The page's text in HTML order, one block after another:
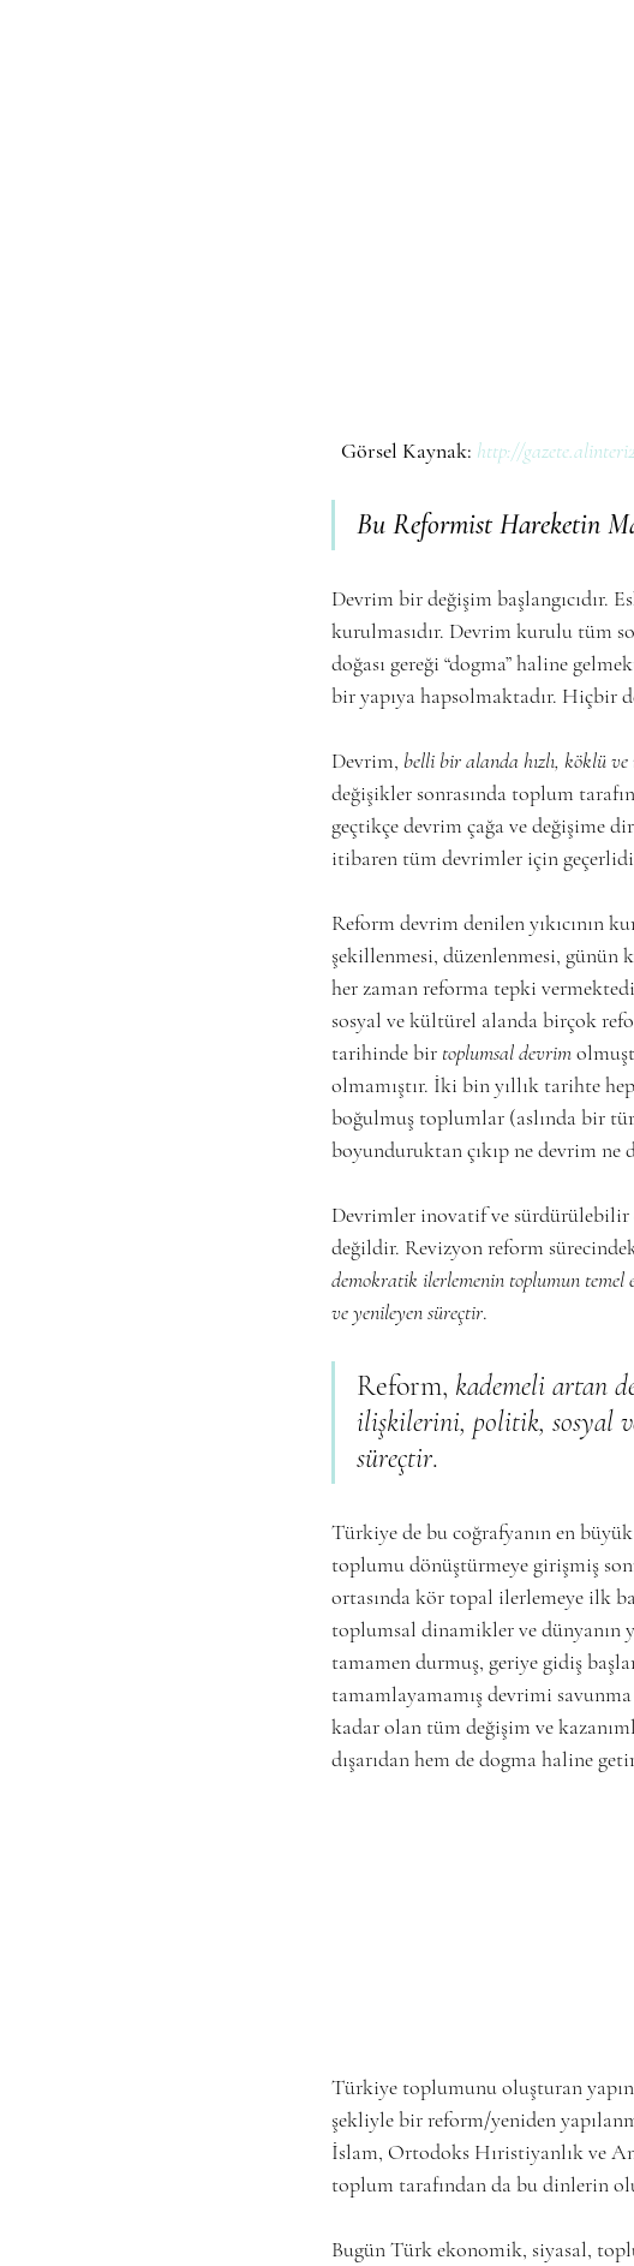
  Görsel Kaynak:
http://
Bu Reformist Hareketin
Devrim bir değişim başlangıcıdır.
kurulmasıdır. Devrim kurulu tüm
doğası gereği “dogma” haline
bir yapıya hapsolmaktadır. Hiçbir
Devrim, belli bir alanda hızlı, köklü
değişikler sonrasında toplum
geçtikçe devrim çağa ve değişime
itibaren tüm devrimler için
Reform devrim denilen yıkıcının
şekillenmesi, düzenlenmesi,
her zaman reforma tepki
sosyal ve kültürel alanda birçok
tarihinde bir toplumsal devrim
olmamıştır. İki bin yıllık tarihte
boğulmuş toplumlar (aslında bir
boyunduruktan çıkıp ne devrim
Devrimler inovatif ve sürdürülebilir
değildir. Revizyon reform
demokratik ilerlemenin toplumun temel
ve yenileyen süreçtir.
Reform, kademeli artan
ilişkilerini, politik, sosyal
süreçtir.
Türkiye de bu coğrafyanın en
toplumu dönüştürmeye girişmiş
ortasında kör topal ilerlemeye ilk
toplumsal dinamikler ve dünyanın
tamamen durmuş, geriye gidiş
tamamlayamamış devrimi
kadar olan tüm değişim ve
dışarıdan hem de dogma haline
Türkiye toplumunu oluşturan
şekliyle bir reform/yeniden
İslam, Ortodoks Hıristiyanlık ve
toplum tarafından da bu dinlerin
Bugün Türk ekonomik, siyasal,